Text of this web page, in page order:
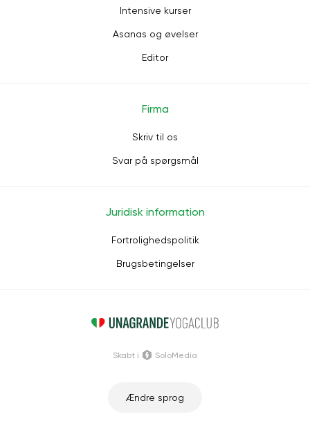
Intensive kurser
Asanas og øvelser
Editor
Firma
Skriv til os
Svar på spørgsmål
Juridisk information
Fortrolighedspolitik
Brugsbetingelser
Ændre sprog
Skabt i SoloMedia